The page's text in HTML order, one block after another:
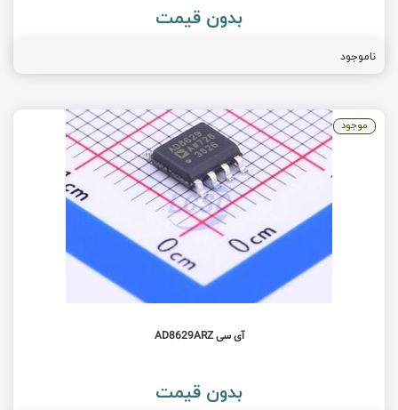
بدون قیمت
ناموجود
آی سی AD8629ARZ
بدون قیمت
موجود